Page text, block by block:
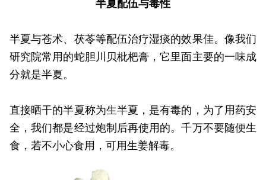
半夏配伍与毒性
半夏与苍术、茯苓等配伍治疗湿痰的效果佳。像我们
研究院常用的蛇胆川贝枇杷膏，它里面主要的一味成
分就是半夏。
直接晒干的半夏称为生半夏，是有毒的，为了用药安
全，我们都是经过炮制后再使用的。千万不要随便生
食，若不小心食用，可用生姜解毒。